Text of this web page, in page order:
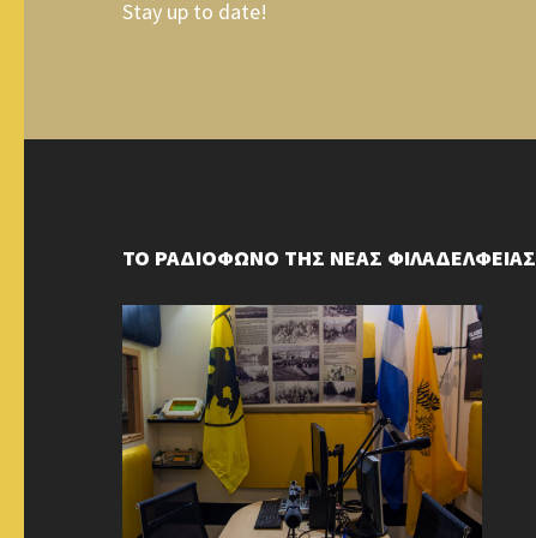
Stay up to date!
ΤΟ ΡΑΔΙΟΦΩΝΟ ΤΗΣ ΝΕΑΣ ΦΙΛΑΔΕΛΦΕΙΑΣ